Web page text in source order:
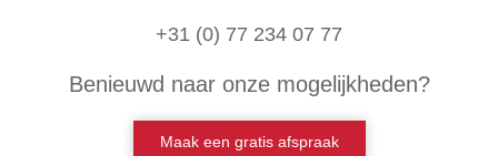
+31 (0) 77 234 07 77
Benieuwd naar onze mogelijkheden?
Maak een gratis afspraak